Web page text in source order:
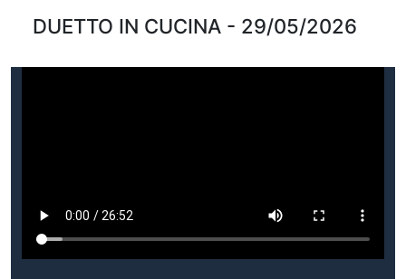
DUETTO IN CUCINA - 29/05/2026